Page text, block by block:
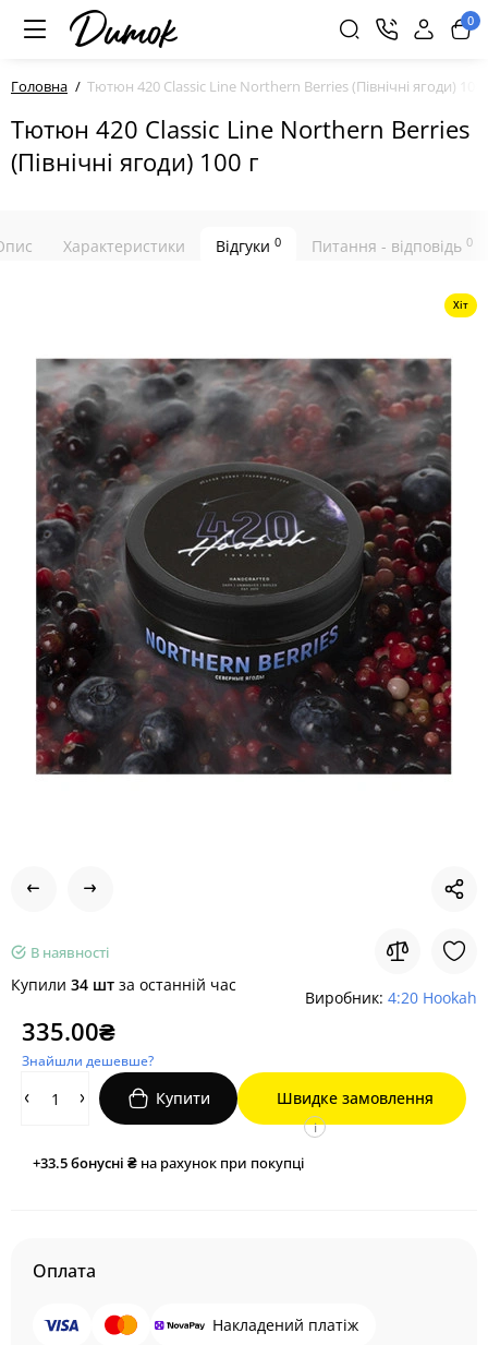
0
Головна Тютюн 420 Classic Line Northern Berries (Північні ягоди) 100
Тютюн 420 Classic Line Northern Berries
(Північні ягоди) 100 г
Характеристики Відгуки 0 Питання - відповідь 0
Хіт
В наявності
Купили 34 шт за останній час
Виробник: 4:20 Hookah
335.00₴
Знайшли дешевше?
Купити Швидке замовлення
+33.5бонусні ₴ на рахунок при покупці
i
Оплата
Накладений платіж